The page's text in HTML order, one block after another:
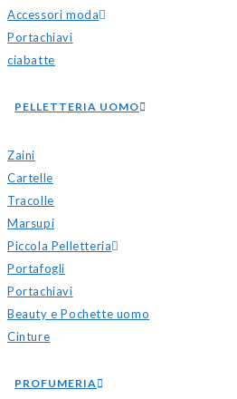
Accessori moda
Portachiavi
ciabatte
PELLETTERIA UOMO
Zaini
Cartelle
Tracolle
Marsupi
Piccola Pelletteria
Portafogli
Portachiavi
Beauty e Pochette uomo
Cinture
PROFUMERIA